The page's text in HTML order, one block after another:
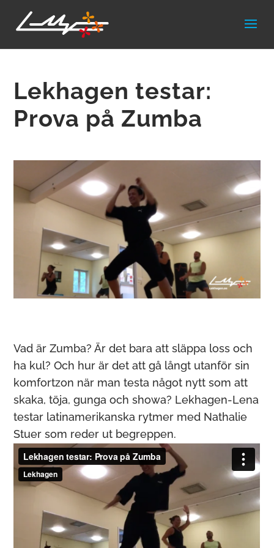
Lekhagen testar:
Prova på Zumba
Vad är Zumba? Är det bara att släppa loss och
ha kul? Och hur är det att gå långt utanför sin
komfortzon när man testa något nytt som att
skaka, töja, gunga och showa? Lekhagen-Lena
testar latinamerikanska rytmer med Nathalie
Stuer som reder ut begreppen.